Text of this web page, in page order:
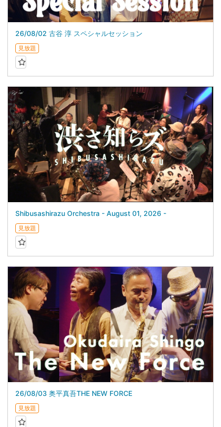
26/08/02 古谷 淳 スペシャルセッション
見放題
Shibusashirazu Orchestra - August 01, 2026 -
見放題
26/08/03 奥平真吾THE NEW FORCE
見放題